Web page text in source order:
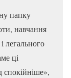
папку
навчання
легального
ці